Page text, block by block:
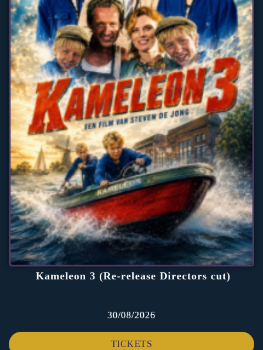
Kameleon 3 (Re-release Directors cut)
30/08/2026
TICKETS